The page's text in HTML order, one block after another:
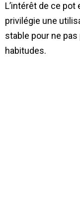
L’intérêt de ce
privilégie une
stable pour ne
habitudes.